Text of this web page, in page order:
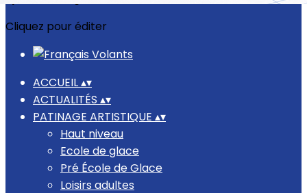
Cliquez pour éditer
ACCUEIL▴▾
ACTUALITÉS ▴▾
PATINAGE ARTISTIQUE ▴▾
Haut niveau
Ecole de glace
Pré École de Glace
Loisirs adultes